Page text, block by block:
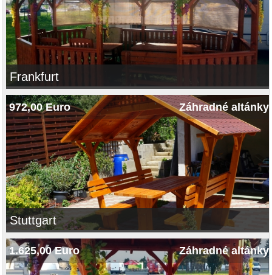
Frankfurt
972,00 Euro Záhradné altánky
Stuttgart
1.625,00 Euro Záhradné altánky